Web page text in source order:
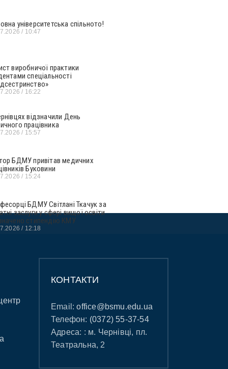
університетська спільното!
10:47
виробничої практики
спеціальності
16:22
відзначили День
працівника
15:57
БДМУ привітав медичних
Буковини
15:24
БДМУ Світлані Ткачук за
заслуги у сфері вищої освіти
стипендію КМУ
12:18
КОНТАКТИ
Email:office@bsmu.edu.ua
Телефон: (0372) 55-37-54
Адреса: : м. Чернівці, пл.
Театральна, 2